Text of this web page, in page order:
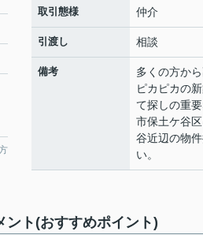
取引態様 仲介
引渡し 相談
備考
多くの方か
ピカピカの
て探しの重
市保土ケ谷
谷近辺の物
い。
ト(おすすめポイント)